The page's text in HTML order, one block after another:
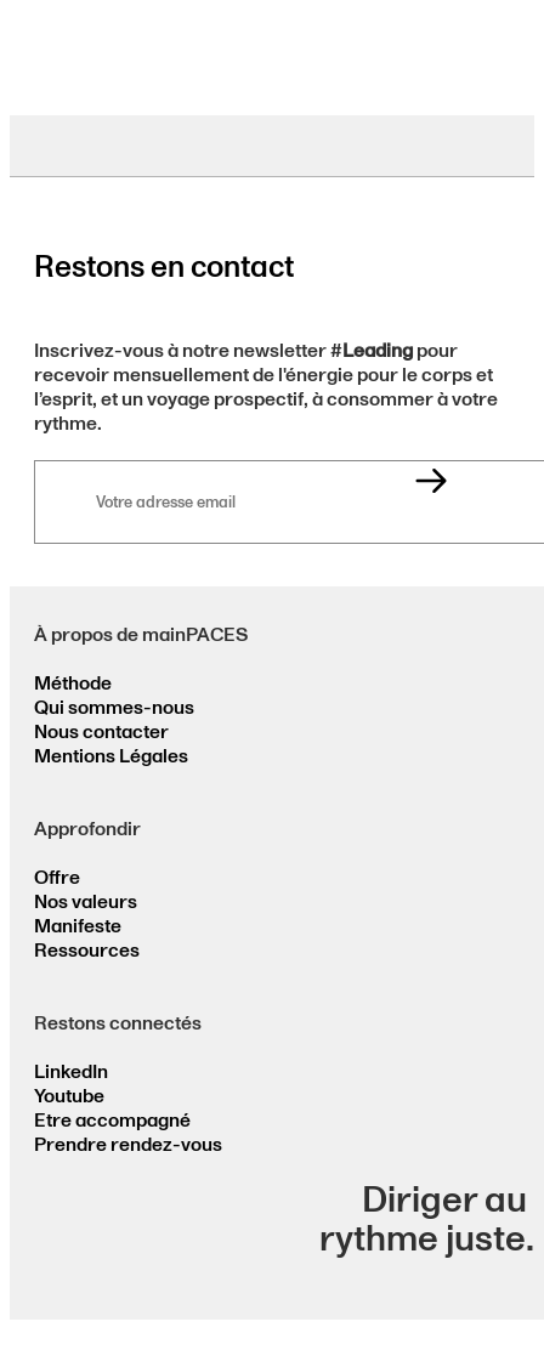
Restons en contact
Inscrivez-vous à notre newsletter #Leadingpour
recevoir mensuellement de l'énergie pour le corps et
l’esprit, et un voyage prospectif, à consommer à votre
rythme.
À propos de mainPACES
Méthode
Qui sommes-nous
Nous contacter
Mentions Légales
Approfondir
Offre
Nos valeurs
Manifeste
Ressources
Restons connectés
LinkedIn
Youtube
Etre accompagné
Prendre rendez-vous
Diriger au
rythme juste.